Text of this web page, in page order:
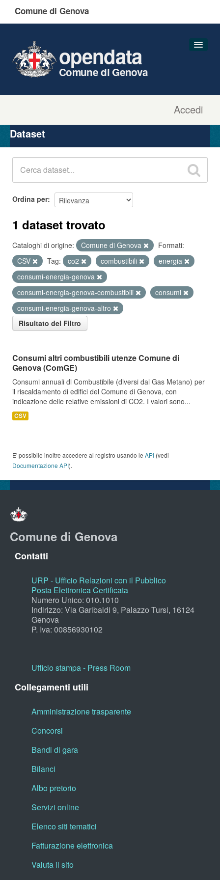
Comune di Genova
Accedi
opendata
Comune di Genova
Organizzazioni
Gruppi
Dataset
Ordina per
1 dataset trovato
Cataloghi di origine: Comune di Genova
Formati:
CSV
Tag: co2 combustibili
energia
consumi-energia-genova
consumi-energia-genova-combustibili
consumi
consumi-energia-genova-altro
Risultato del Filtro
Consumi altri combustibili utenze Comune di
Genova (ComGE)
Consumi annuali di Combustibile (diversi dal Gas Metano) per
il riscaldamento di edifici del Comune di Genova, con
indicazione delle relative emissioni di CO2. I valori sono...
CSV
E' possibile inoltre accedere al registro usando le API (vedi
Documentazione API).
Comune di Genova
Contatti
URP - Ufficio Relazioni con il Pubblico
Posta Elettronica Certificata
Numero Unico: 010.1010
Indirizzo: Via Garibaldi 9, Palazzo Tursi, 16124
Genova
P. Iva: 00856930102
Ufficio stampa - Press Room
Collegamenti utili
Amministrazione trasparente
Concorsi
Bandi di gara
Bilanci
Albo pretorio
Servizi online
Elenco siti tematici
Fatturazione elettronica
Valuta il sito